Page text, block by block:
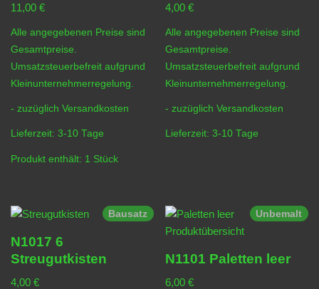
11,00 €
Alle angegebenen Preise sind
Gesamtpreise.
Umsatzsteuerbefreit aufgrund
Kleinunternehmerregelung.
- zuzüglich Versandkosten
Lieferzeit: 3-10 Tage
Produkt enthält: 1 Stück
4,00€
Alle angegebenen Preise sind
Gesamtpreise.
Umsatzsteuerbefreit aufgrund
Kleinunternehmerregelung.
- zuzüglichVersandkosten
Lieferzeit:3-10 Tage
Bausatz
N1017 6
Streugutkisten
4,00 €
Unbemalt
N1101 Paletten leer
6,00€